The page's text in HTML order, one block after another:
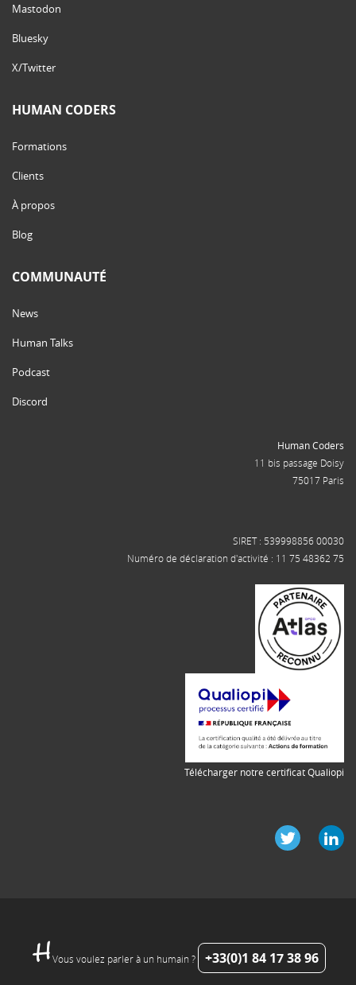
Mastodon
Bluesky
X/Twitter
HUMAN CODERS
Formations
Clients
À propos
Blog
COMMUNAUTÉ
News
Human Talks
Podcast
Discord
Human Coders
11 bis passage Doisy
75017 Paris
SIRET : 539998856 00030
Numéro de déclaration d'activité : 11 75 48362 75
Télécharger notre certificat Qualiopi
Vous voulez parler à un humain ? +33(0)1 84 17 38 96